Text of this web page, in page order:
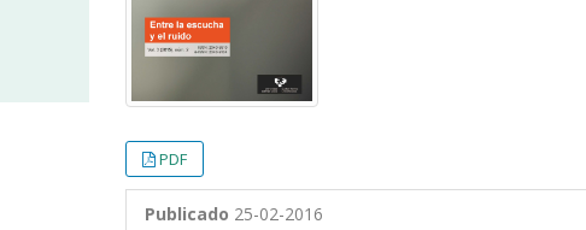
PDF
Publicado 25-02-2016